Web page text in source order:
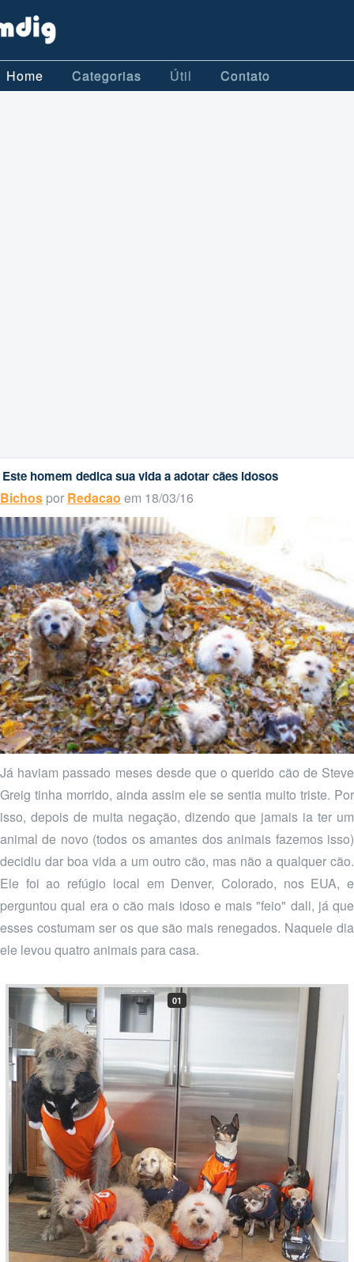
Home Categorias Útil Contato
Este homem dedica sua vida a adotar cães idosos
Bichos por Redacao em 18/03/16
Já haviam passado meses desde que o querido cão de Steve
Greig tinha morrido, ainda assim ele se sentia muito triste. Por
isso, depois de muita negação, dizendo que jamais ia ter um
animal de novo (todos os amantes dos animais fazemos isso)
decidiu dar boa vida a um outro cão, mas não a qualquer cão.
Ele foi ao refúgio local em Denver, Colorado, nos EUA, e
perguntou qual era o cão mais idoso e mais "feio" dali, já que
esses costumam ser os que são mais renegados. Naquele dia
ele levou quatro animais para casa.
01